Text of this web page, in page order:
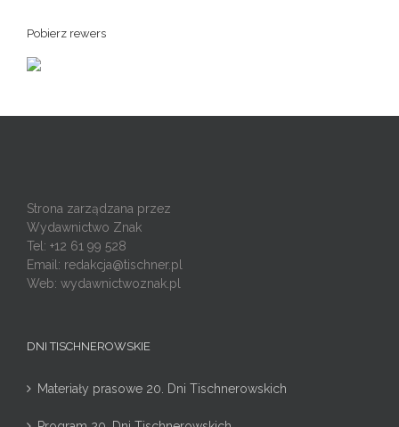
Pobierz rewers
Strona zarządzana przez
Wydawnictwo Znak
Tel: +12 61 99 528
Email: redakcja@tischner.pl
Web: wydawnictwoznak.pl
DNI TISCHNEROWSKIE
Materiały prasowe 20. Dni Tischnerowskich